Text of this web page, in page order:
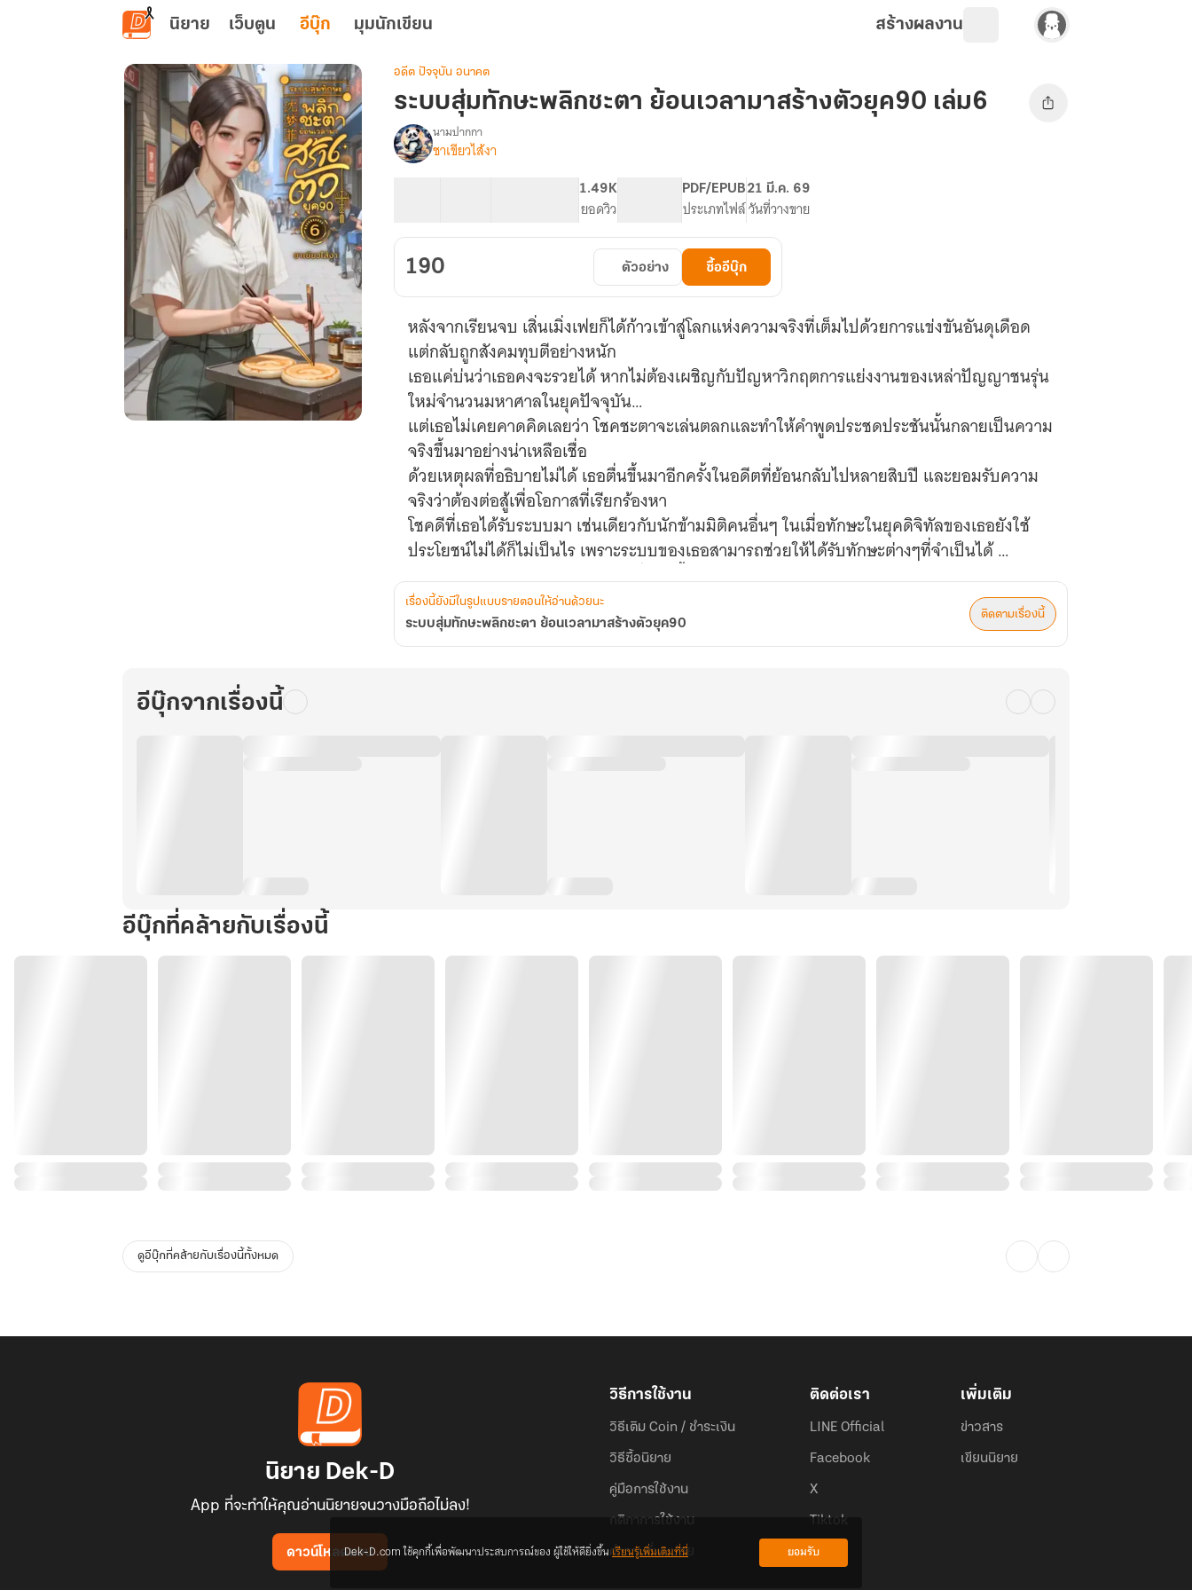
ข้ามไปยังเนื้อหาหลัก
นิยาย เว็บตูน อีบุ๊ก มุมนักเขียน สร้างผลงาน
อดีต ปัจจุบัน อนาคต
ระบบสุ่มทักษะพลิกชะตา ย้อนเวลามาสร้างตัวยุค90 เล่ม6
เรื่อง
ระบบ
ชะตา
ย้อน
เวลา
มาส
ยุค90
นามปากกา
ชาเขียวไส้งา
1.49K
ยอดวิว
PDF/EPUB
ประเภทไฟล์
21 มี.ค. 69
วันที่วางขาย
190 ตัวอย่าง ซื้ออีบุ๊ก
หลังจากเรียนจบ เสิ่นเมิ่งเฟยก็ได้ก้าวเข้าสู่โลกแห่งความจริงที่เต็มไปด้วยการแข่งขันอันดุเดือด
แต่กลับถูกสังคมทุบตีอย่างหนัก
เธอแค่บ่นว่าเธอคงจะรวยได้ หากไม่ต้องเผชิญกับปัญหาวิกฤตการแย่งงานของเหล่าปัญญาชนรุ่น
ใหม่จำนวนมหาศาลในยุคปัจจุบัน…
แต่เธอไม่เคยคาดคิดเลยว่า โชคชะตาจะเล่นตลกและทำให้คำพูดประชดประชันนั้นกลายเป็นความ
จริงขึ้นมาอย่างน่าเหลือเชื่อ
ด้วยเหตุผลที่อธิบายไม่ได้ เธอตื่นขึ้นมาอีกครั้งในอดีตที่ย้อนกลับไปหลายสิบปี และยอมรับความ
จริงว่าต้องต่อสู้เพื่อโอกาสที่เรียกร้องหา
โชคดีที่เธอได้รับระบบมา เช่นเดียวกับนักข้ามมิติคนอื่นๆ ในเมื่อทักษะในยุคดิจิทัลของเธอยังใช้
ประโยชน์ไม่ได้ก็ไม่เป็นไร เพราะระบบของเธอสามารถช่วยให้ได้รับทักษะต่างๆที่จำเป็นได้
และแล้ว ชีวิตใหม่ในยุค 90 จึงได้เริ่มต้นขึ้น
เรื่องนี้ยังมีในรูปแบบรายตอนให้อ่านด้วยนะ
ระบบสุ่มทักษะพลิกชะตา ย้อนเวลามาสร้างตัวยุค90
ติดตามเรื่องนี้
อีบุ๊กจากเรื่องนี้
อีบุ๊กที่คล้ายกับเรื่องนี้
ดูอีบุ๊กที่คล้ายกับเรื่องนี้ทั้งหมด
นิยาย Dek-D
App ที่จะทำให้คุณอ่านนิยายจนวางมือถือไม่ลง!
ดาวน์โหลดแอป
วิธีการใช้งาน
วิธีเติม Coin / ชำระเงิน
วิธีซื้อนิยาย
คู่มือการใช้งาน
กติกาการใช้งาน
คำถามที่พบบ่อย
ติดต่อเรา
LINE Official
Facebook
X
Tiktok
เพิ่มเติม
ข่าวสาร
เขียนนิยาย
Dek-D.com ใช้คุกกี้เพื่อพัฒนาประสบการณ์ของ ผู้ใช้ให้ดียิ่งขึ้นเรียนรู้เพิ่มเติมที่นี่ ยอมรับ